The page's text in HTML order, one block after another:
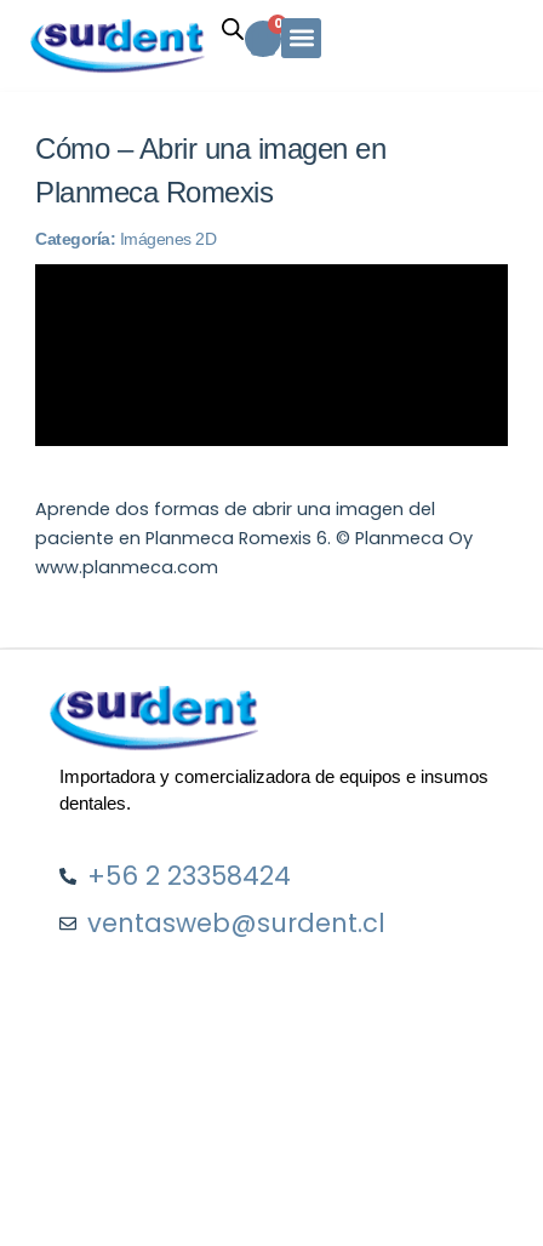
contenido
0
Carrito
Cómo – Abrir una imagen en
Planmeca Romexis
Categoría: Imágenes 2D
Aprende dos formas de abrir una imagen del
paciente en Planmeca Romexis 6. © Planmeca Oy
www.planmeca.com
Importadora y comercializadora de equipos e insumos
dentales.
+56 2 23358424
ventasweb@surdent.cl